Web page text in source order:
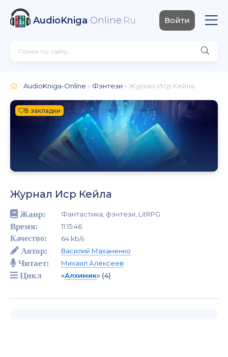
AudioKniga Online.Ru Войти
AudioKniga-Online » Фэнтези » Журнал Иср Кейла
В закладки
Журнал Иср Кейла
Жанр: Фантастика, фэнтези, LitRPG
Время:
11:15:46
Качество:
64 kb/s
Автор: Василий Маханенко
Читает: Михаил Алексеев
Цикл «Алхимик» (4)